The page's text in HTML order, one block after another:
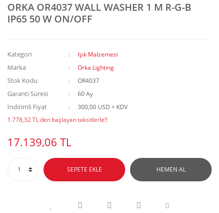
ORKA OR4037 WALL WASHER 1 M R-G-B
IP65 50 W ON/OFF
Kategori Işık Malzemesi
Marka Orka Lighting
Stok Kodu OR4037
Garanti Süresi 60 Ay
İndirimli Fiyat
300,00 USD + KDV
1.778,32 TL den başlayan taksitlerle!!
17.139,06 TL
SEPETE EKLE HEMEN AL